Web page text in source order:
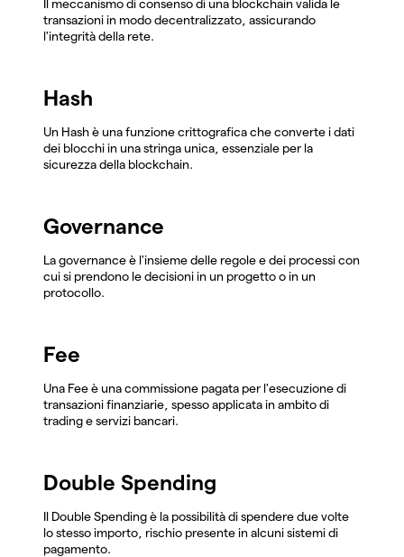
Il meccanismo di consenso di una blockchain valida le
transazioni in modo decentralizzato, assicurando
l'integrità della rete.
Hash
Un Hash è una funzione crittografica che converte i dati
dei blocchi in una stringa unica, essenziale per la
sicurezza della blockchain.
Governance
La governance è l'insieme delle regole e dei processi con
cui si prendono le decisioni in un progetto o in un
protocollo.
Fee
Una Fee è una commissione pagata per l'esecuzione di
transazioni finanziarie, spesso applicata in ambito di
trading e servizi bancari.
Double Spending
Il Double Spending è la possibilità di spendere due volte
lo stesso importo, rischio presente in alcuni sistemi di
pagamento.